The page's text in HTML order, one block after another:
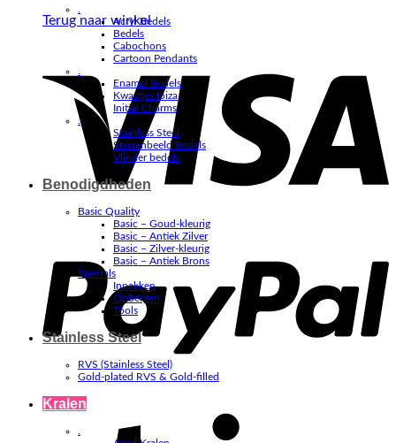
Terug naar winkel
.
Acryl Bedels
Bedels
Cabochons
Cartoon Pendants
.
Enamel Bedels
Kwastjes Ibiza
Initial Charms
.
Stainless Steel
Sterrenbeeld Bedels
Vlinder bedels
Benodigdheden
Basic Quality
Basic – Goud-kleurig
Basic – Antiek Zilver
Basic – Zilver-kleurig
Basic – Antiek Brons
Specials
Inpakken
Opbergen
Tools
Stainless Steel
RVS (Stainless Steel)
Gold-plated RVS & Gold-filled
Kralen
.